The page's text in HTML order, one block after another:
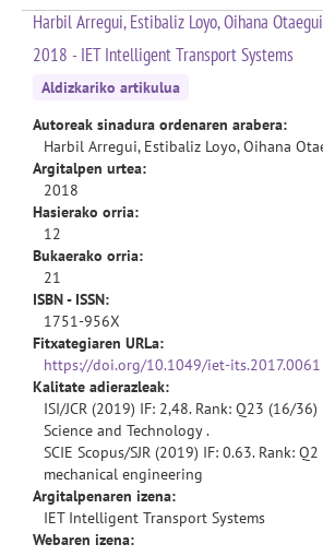
Harbil Arregui, Estibaliz Loyo, Oihana
2018 - IET Intelligent Transport Systems
Aldizkariko artikulua
Autoreak sinadura ordenaren arabera:
Harbil Arregui, Estibaliz Loyo, Oihana
Argitalpen urtea:
2018
Hasierako orria:
12
Bukaerako orria:
21
ISBN - ISSN:
1751-956X
Fitxategiaren URLa:
https://doi.org/10.1049/iet-its.2017.0061
Kalitate adierazleak:
ISI/JCR (2019) IF: 2,48. Rank: Q23 (16/
Science and Technology .
SCIE Scopus/SJR (2019) IF: 0.63. Rank:
mechanical engineering
Argitalpenaren izena:
IET Intelligent Transport Systems
Webaren izena: